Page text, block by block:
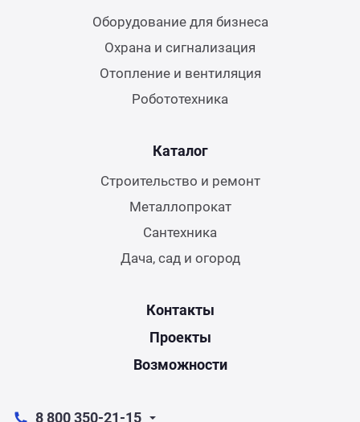
Оборудование для бизнеса
Охрана и сигнализация
Отопление и вентиляция
Робототехника
Каталог
Строительство и ремонт
Металлопрокат
Сантехника
Дача, сад и огород
Контакты
Проекты
Возможности
8 800 350-21-15